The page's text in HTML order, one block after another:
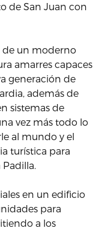
de San Juan con
de un moderno
amarres capaces
generación de
además de
sistemas de
vez más todo lo
al mundo y el
turística para
Padilla.
en un edificio
para
a los